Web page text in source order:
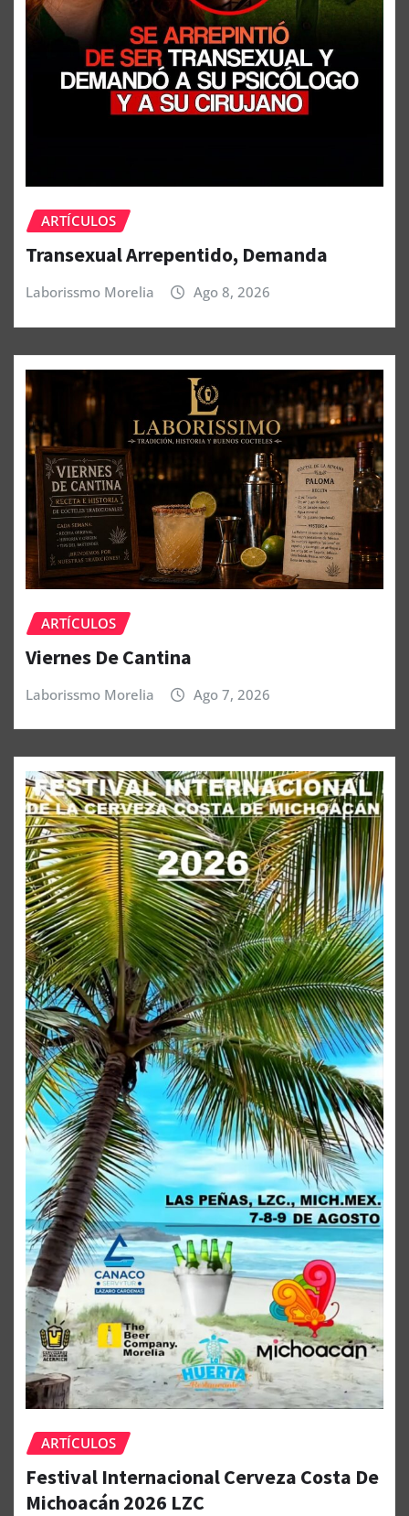
ARTÍCULOS
Transexual Arrepentido, Demanda
Laborissmo Morelia Ago 8, 2026
ARTÍCULOS
Viernes De Cantina
Laborissmo Morelia Ago 7, 2026
ARTÍCULOS
Festival Internacional Cerveza Costa De
Michoacán 2026 LZC